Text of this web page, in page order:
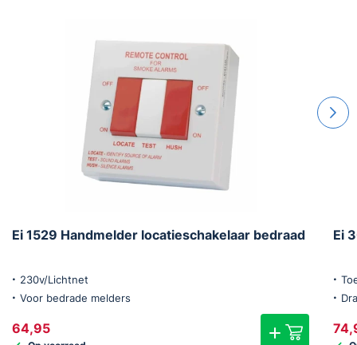
Ei 1529 Handmelder locatieschakelaar bedraad
230v/Lichtnet
Voor bedrade melders
64,95
Ei